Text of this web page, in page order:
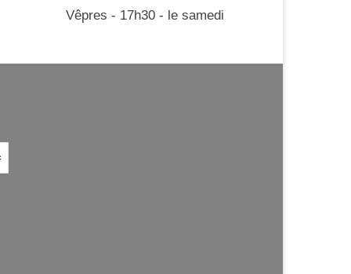
Vêpres - 17h30 - le samedi